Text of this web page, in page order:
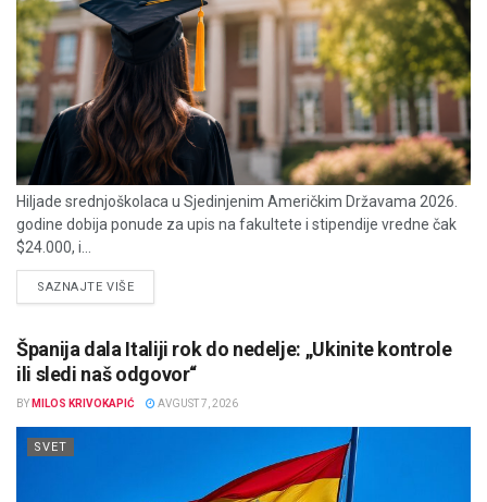
Hiljade srednjoškolaca u Sjedinjenim Američkim Državama 2026.
godine dobija ponude za upis na fakultete i stipendije vredne čak
$24.000, i...
SAZNAJTE VIŠEDETAILS
Španija dala Italiji rok do nedelje: „Ukinite kontrole
ili sledi naš odgovor“
BY MILOS KRIVOKAPIĆ AVGUST 7, 2026
SVET